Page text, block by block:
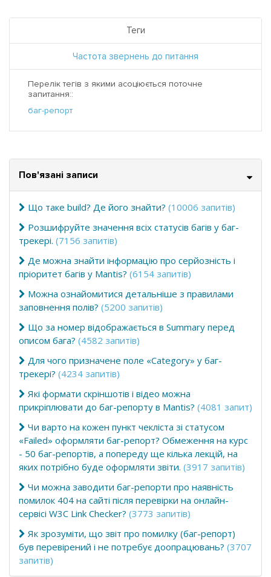
Теги
Частота звернень до питання
Перелік тегів з якими асоціюється поточне
запитання::
баг-репорт
Пов'язані записи
Що таке build? Де його знайти? (10006 запитів)
Розшифруйте значення всіх статусів багів у баг-
трекері. (7156 запитів)
Де можна знайти інформацію про серйозність і
пріоритет багів у Mantis? (6154 запитів)
Можна ознайомитися детальніше з правилами
заповнення полів? (5200 запитів)
Що за номер відображається в Summary перед
описом бага? (4582 запитів)
Для чого призначене поле «Category» у баг-
трекері? (4234 запитів)
Які формати скріншотів і відео можна
прикріплювати до баг-репорту в Mantis? (4081 запит)
Чи варто на кожен пункт чекліста зі статусом
«Failed» оформляти баг-репорт? Обмеження на курс
- 50 баг-репортів, а попереду ще кілька лекцій, на
яких потрібно буде оформляти звіти. (3917 запитів)
Чи можна заводити баг-репорти про наявність
помилок 404 на сайті після перевірки на онлайн-
сервісі W3C Link Checker? (3773 запитів)
Як зрозуміти, що звіт про помилку (баг-репорт)
був перевірений і не потребує доопрацювань? (3707
запитів)